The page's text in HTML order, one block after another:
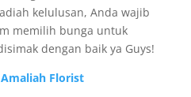
kelulusan, Anda wajib
memilih bunga untuk
dengan baik ya Guys!
Florist